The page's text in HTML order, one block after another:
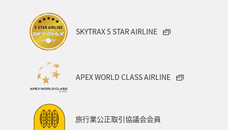
SKYTRAX 5 STAR AIRLINE
APEX WORLD CLASS AIRLINE
旅行業公正取引協議会会員